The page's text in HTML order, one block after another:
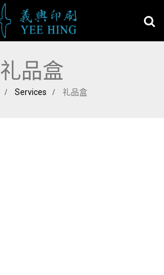
礼品盒
Services 礼品盒